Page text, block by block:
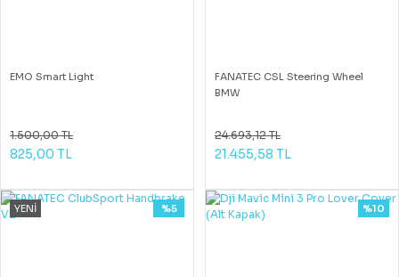
EMO Smart Light
1.500,00 TL
825,00 TL
FANATEC CSL Steering Wheel
BMW
24.693,12 TL
21.455,58 TL
YENİ %5 %10